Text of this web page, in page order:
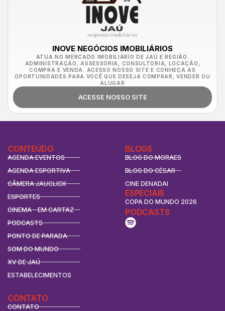
INOVE NEGÓCIOS IMOBILIÁRIOS
ATUA NO MERCADO IMOBILIÁRIO DE JAÚ E REGIÃO.
ADMINISTRAÇÃO, ASSESSORIA, CONSULTORIA, LOCAÇÃO,
COMPRA E VENDA. ACESSO NOSSO SITE E CONHEÇA AS
OPORTUNIDADES PARA VOCÊ QUE DESEJA COMPRAR, VENDER OU
ALUGAR
ACESSE NOSSO SITE
CONTEÚDO
AGENDA EVENTOS
AGENDA ESPORTIVA
CÂMERA JAUCLICK
ESPORTES
CINEMA - EM CARTAZ
PODCASTS
PONTO DE PARADA
SOM DO MUNDO
XV DE JAÚ
ESTABELECIMENTOS
BLOGS
BLOG DO MORAES
BLOG DO CÉSAR
CINE DENADAI
ESPECIAIS
COPA DO MUNDO 2026
CONTATO
CONTATO
PODCASTS